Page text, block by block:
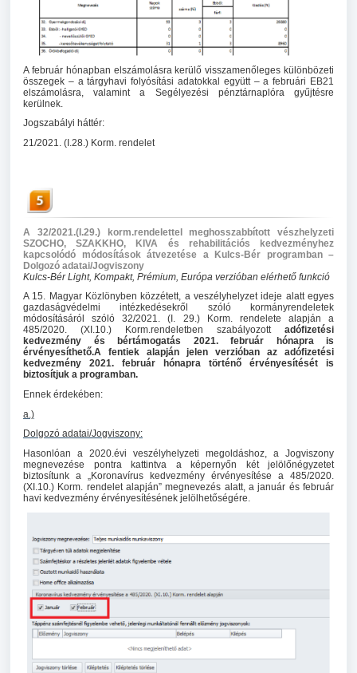
A február hónapban elszámolásra kerülő visszamenőleges különbözeti
összegek – a tárgyhavi folyósítási adatokkal együtt – a februári EB21
elszámolásra, valamint a Segélyezési pénztárnaplóra gyűjtésre
kerülnek.
Jogszabályi háttér:
21/2021. (I.28.) Korm. rendelet
A 32/2021.(I.29.) korm.rendelettel meghosszabbított vészhelyzeti
SZOCHO, SZAKKHO, KIVA és rehabilitációs kedvezményhez
kapcsolódó módosítások átvezetése a Kulcs-Bér programban –
Dolgozó adatai/Jogviszony
Kulcs-Bér Light, Kompakt, Prémium, Európa verzióban elérhető funkció
A 15. Magyar Közlönyben közzétett, a veszélyhelyzet ideje alatt egyes
gazdaságvédelmi intézkedésekről szóló kormányrendeletek
módosításáról szóló 32/2021. (I. 29.) Korm. rendelete alapján a
485/2020. (XI.10.) Korm.rendeletben szabályozott adófizetési
kedvezmény és bértámogatás 2021. február hónapra is
érvényesíthető.A fentiek alapján jelen verzióban az adófizetési
kedvezmény 2021. február hónapra történő érvényesítését is
biztosítjuk a programban.
Ennek érdekében:
a.)
Dolgozó adatai/Jogviszony:
Hasonlóan a 2020.évi veszélyhelyzeti megoldáshoz, a Jogviszony
megnevezése pontra kattintva a képernyőn két jelölőnégyzetet
biztosítunk a „Koronavírus kedvezmény érvényesítése a 485/2020.
(XI.10.) Korm. rendelet alapján” megnevezés alatt, a január és február
havi kedvezmény érvényesítésének jelölhetőségére.